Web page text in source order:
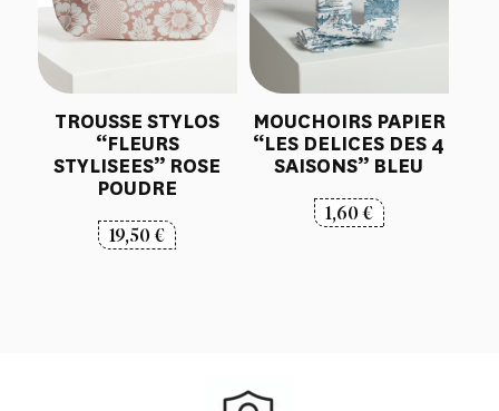
TROUSSE STYLOS
“FLEURS
STYLISEES” ROSE
POUDRE
19,50€
MOUCHOIRS PAPIER
“LES DELICES DES 4
SAISONS” BLEU
1,60€